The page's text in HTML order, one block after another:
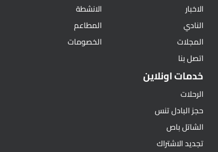
الاخبار
النادي
المجلات
اتصل بنا
الانشطة
المطاعم
الخصومات
خدمات اونلاين
الرحلات
حجز البادل تنس
الشاتل باص
تجديد الاشتراك